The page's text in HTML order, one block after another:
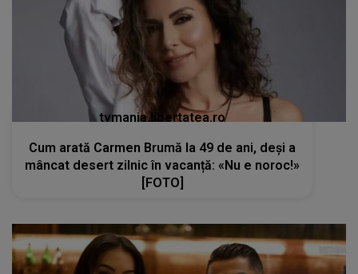
tvmania.libertatea.ro
Cum arată Carmen Brumă la 49 de ani, deși a
mâncat desert zilnic în vacanță: «Nu e noroc!»
[FOTO]